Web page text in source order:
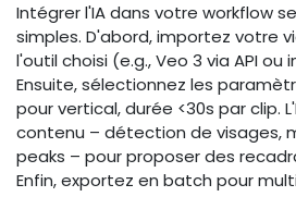
Intégrer l'IA dans votre workflow
simples. D'abord, importez votre
l'outil choisi (e.g., Veo 3 via API
Ensuite, sélectionnez les
pour vertical, durée <30s par clip.
contenu – détection de visages,
peaks – pour proposer des
Enfin, exportez en batch pour